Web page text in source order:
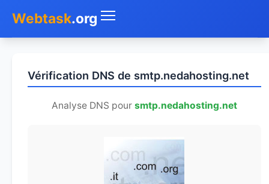
Webtask.org
Whois
Vérification DNS de smtp.nedahosting.net
Analyse DNS pour smtp.nedahosting.net